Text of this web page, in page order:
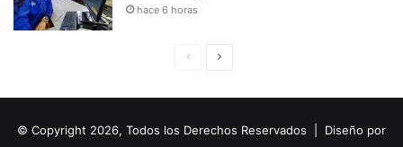
hace 6 horas
i
u
© Copyright 2026, Todos los Derechos Reservados | Diseño por